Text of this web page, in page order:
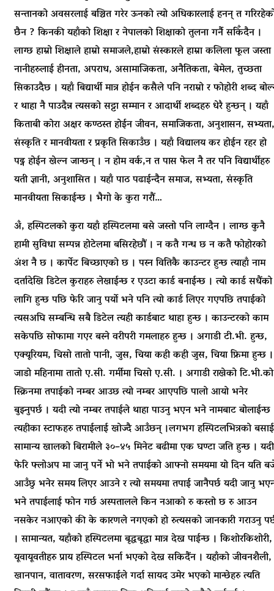
सन्तानको अवसरलाई बञ्चित गरेर ऊनको त्यो अधिकारलाई हनन् त
छैन ? किनकी यहाँको शिक्षा र नेपालको शिक्षाको तुलना गर्नै सकिँदैन ।
लाग्छ हाम्रो शिक्षाले हाम्रो समाजले,हाम्रो संस्कारले हाम्रा कलिला फूल जस्ता
नानीहरुलाई हीनता, अपराध, असामाजिकता, अनैतिकता, बेमेल, तुच्छता
सिकाउदैछ । यहाँ बिद्यार्थी मात्र होईन कसैले पनि नराम्रो र फोहोरी शब्द
र थाहा नै पाउदैन्न त्यसको सट्टा सम्मान र आदार्थी शब्दहरु धेरै हुन्छन् । यहाँ
किताबी कोरा अक्षर कण्ठस्त होईन जीवन, समाजिकता, अनुशासन, सभ्यता,
संस्कृति र मानवीयता र प्रकृति सिकाउँछ । यहाँ विद्यालय कर होईन रहर हो
पढ्न होईन खेल्न जान्छन् । न होम वर्क,न त पास फेल नै तर पनि विद्यार्थीहरु
यती ज्ञानी, अनुशासित । यहाँ पाठ पढाईन्दैन समाज, सभ्यता, संस्कृति
मानवीयता सिकाईन्छ । भैगो के कुरा गरौं…
अँ, हस्पिटलको कुरा यहाँ हस्पिटलमा बसे जस्तो पनि लाग्दैन । लाग्छ कुनै
हामी सुविधा सम्पन्न होटेलमा बसिरहेछौं । न कतै गन्ध छ न कतै फोहोरको
अंश नै छ । कार्पेट बिच्छाएको छ । पस्न वितिकै काउन्टर हुन्छ त्याहाँ नाम
दर्तादेखि डिटेल कुराहरु लेखाईन्छ र एउटा कार्ड बनाईन्छ । त्यो कार्ड सधैंको
लागि हुन्छ पछि फेरि जानु पर्यो भने पनि त्यो कार्ड लिएर गएपछि तपाईको
त्यसअघि सम्बन्धि सबै डिटेल त्यही कार्डबाट थाहा हुन्छ । काउन्टरको काम
सकेपछि सोफामा गएर बस्ने वरीपरी गमलाहरु हुन्छ । अगाडी टी.भी. हुन्छ,
एक्यूरियम, चिसो तातो पानी, जुस, चिया कही कही जुस, चिया फ्रिमा हुन्छ ।
जाडो महिनामा तातो ए.सी. गर्मीमा चिसो ए.सी. । अगाडी राखेको टि.भी.को
स्क्रिनमा तपाईको नम्बर आउछ त्यो नम्बर आएपछि पालो आयो भनेर
बुझ्नुपर्छ । यदी त्यो नम्बर तपाईले थाहा पाउनु भएन भने नामबाट बोलाईन्छ
त्यहीका स्टाफहरु तपाईलाई खोज्दै आउँछन् ।लगभग हस्पिटलभित्रको बसाई
सामान्य खालको बिरामीले ३०–४५ मिनेट बढीमा एक घण्टा जति हुन्छ । यदी
फेरि फ्लोअप मा जानु पर्ने भो भने तपाईको आफ्नो समयमा यो दिन यति
आउँछु भनेर समय लिएर आउने र त्यो समयमा तपाई जानैपर्छ यदी जानु
भने तपाईलाई फोन गर्छ अस्पतालले किन नआको रु कस्तो छ रु आउन
नसकेर नआएको की के कारणले नगएको हो रुत्यसको जानकारी गराउनु
। सामान्यत, यहाँको हस्पिटलमा बृद्धबृद्धा मात्र देख्न पाईन्छ । किशोरकिशोरी,
यूवायूवतीहरु प्राय हस्पिटल भर्ना भएको देख्न सकिदैंन । यहाँको जीवनशैली,
खानपान, वातावरण, सरसफाईले गर्दा सायद उमेर भएको मान्छेहरु त्यति